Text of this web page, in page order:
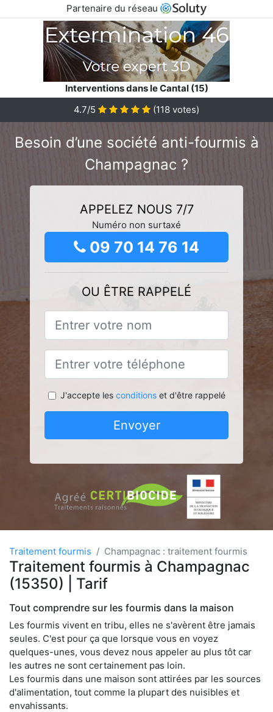
Partenaire du réseau
Interventions dans le Cantal (15)
4.7/5
(118 votes)
Besoin d’une société anti-fourmis à
Champagnac ?
APPELEZ NOUS 7/7
Numéro non surtaxé
09 70 14 76 14
OU ÊTRE RAPPELÉ
J'accepte les conditionset d'être rappelé
Envoyer
Traitement fourmis Champagnac : traitement fourmis
Traitement fourmis à Champagnac
(15350) | Tarif
Tout comprendre sur les fourmis dans la maison
Les fourmis vivent en tribu, elles ne s'avèrent être jamais
seules. C'est pour ça que lorsque vous en voyez
quelques-unes, vous devez nous appeler au plus tôt car
les autres ne sont certainement pas loin.
Les fourmis dans une maison sont attirées par les sources
d'alimentation, tout comme la plupart des nuisibles et
envahissants.